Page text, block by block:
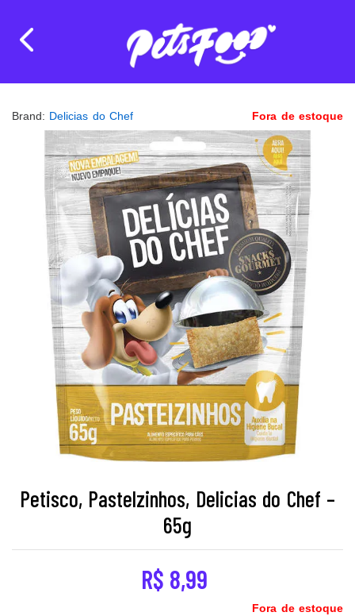
Brand: Delicias do Chef Fora de estoque
Petisco, Pastelzinhos, Delicias do Chef –
65g
R$ 8,99
Fora de estoque